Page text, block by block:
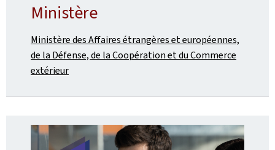
Ministère
Ministère des Affaires étrangères et européennes,
de la Défense, de la Coopération et du Commerce
extérieur